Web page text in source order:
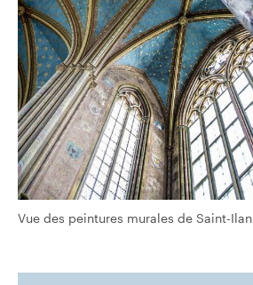
Vue des peintures murales de Saint-Ilan